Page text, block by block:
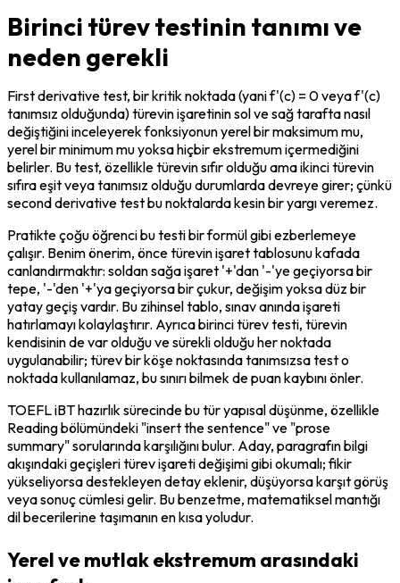
Birinci türev testinin tanımı ve
neden gerekli
First derivative test, bir kritik noktada (yani f'(c) = 0 veya f'(c)
tanımsız olduğunda) türevin işaretinin sol ve sağ tarafta nasıl
değiştiğini inceleyerek fonksiyonun yerel bir maksimum mu,
yerel bir minimum mu yoksa hiçbir ekstremum içermediğini
belirler. Bu test, özellikle türevin sıfır olduğu ama ikinci türevin
sıfıra eşit veya tanımsız olduğu durumlarda devreye girer; çünkü
second derivative test bu noktalarda kesin bir yargı veremez.
Pratikte çoğu öğrenci bu testi bir formül gibi ezberlemeye
çalışır. Benim önerim, önce türevin işaret tablosunu kafada
canlandırmaktır: soldan sağa işaret '+'dan '-'ye geçiyorsa bir
tepe, '-'den '+'ya geçiyorsa bir çukur, değişim yoksa düz bir
yatay geçiş vardır. Bu zihinsel tablo, sınav anında işareti
hatırlamayı kolaylaştırır. Ayrıca birinci türev testi, türevin
kendisinin de var olduğu ve sürekli olduğu her noktada
uygulanabilir; türev bir köşe noktasında tanımsızsa test o
noktada kullanılamaz, bu sınırı bilmek de puan kaybını önler.
TOEFL iBT hazırlık sürecinde bu tür yapısal düşünme, özellikle
Reading bölümündeki "insert the sentence" ve "prose
summary" sorularında karşılığını bulur. Aday, paragrafın bilgi
akışındaki geçişleri türev işareti değişimi gibi okumalı; fikir
yükseliyorsa destekleyen detay eklenir, düşüyorsa karşıt görüş
veya sonuç cümlesi gelir. Bu benzetme, matematiksel mantığı
dil becerilerine taşımanın en kısa yoludur.
Yerel ve mutlak ekstremum arasındaki